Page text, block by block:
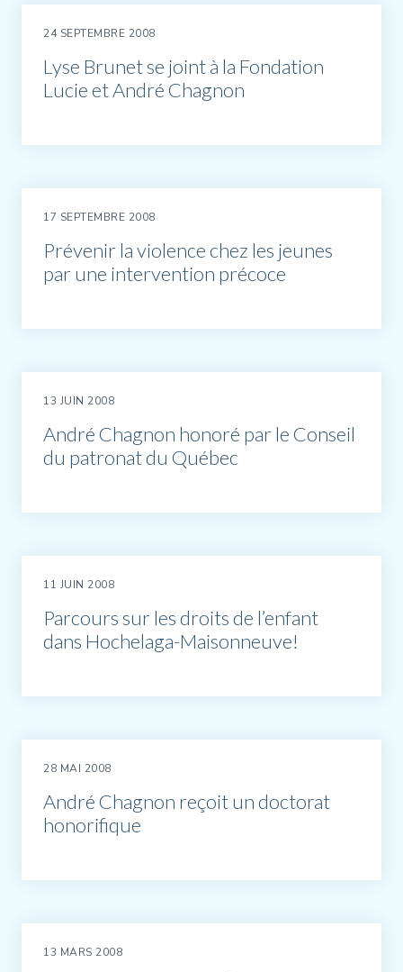
24 SEPTEMBRE 2008
Lyse Brunet se joint à la Fondation
Lucie et André Chagnon
17 SEPTEMBRE 2008
Prévenir la violence chez les jeunes
par une intervention précoce
13 JUIN 2008
André Chagnon honoré par le Conseil
du patronat du Québec
11 JUIN 2008
Parcours sur les droits de l’enfant
dans Hochelaga-Maisonneuve!
28 MAI 2008
André Chagnon reçoit un doctorat
honorifique
13 MARS 2008